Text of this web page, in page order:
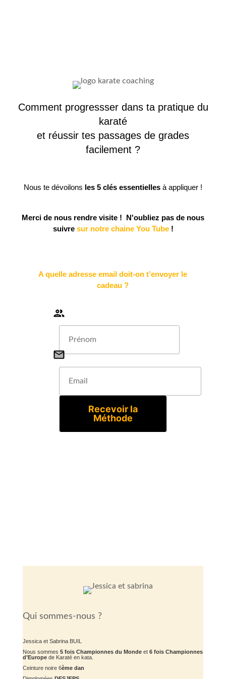
Comment progressser dans ta pratique du
karaté
et réussir tes passages de grades
facilement ?
Nous te dévoilons les 5 clés essentielles à appliquer !
Merci de nous rendre visite ! N'oubliez pas de nous
suivre sur notre chaine You Tube!
A quelle adresse email doit-on t’envoyer le
cadeau ?
Recevoir la
Méthode
Qui sommes-nous ?
Jessica et Sabrina BUIL
Nous sommes 5 fois Championnes du Mondeet 6 fois Championnes
d’Europede Karaté en kata.
Ceinture noire 6ème dan